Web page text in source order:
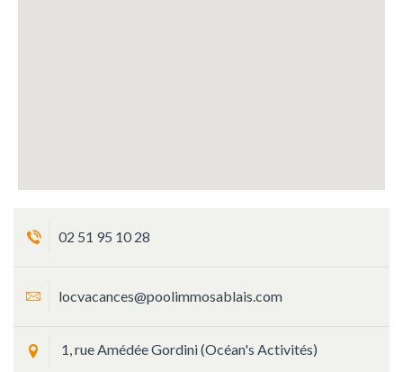
02 51 95 10 28
locvacances@poolimmosablais.com
1, rue Amédée Gordini (Océan's Activités)